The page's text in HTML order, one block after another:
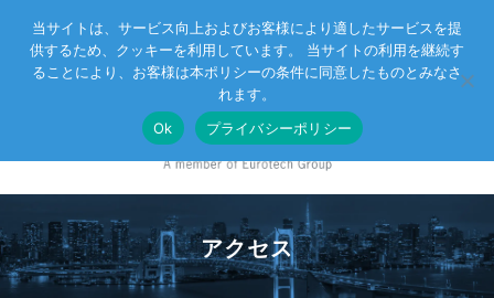
Eurotechグループ お客様サポート お問い合わせ
アクセス
当サイトは、サービス向上およびお客様により適したサービスを提
供するため、クッキーを利用しています。 当サイトの利用を継続す
ることにより、お客様は本ポリシーの条件に同意したものとみなさ
れます。
Ok
プライバシーポリシー